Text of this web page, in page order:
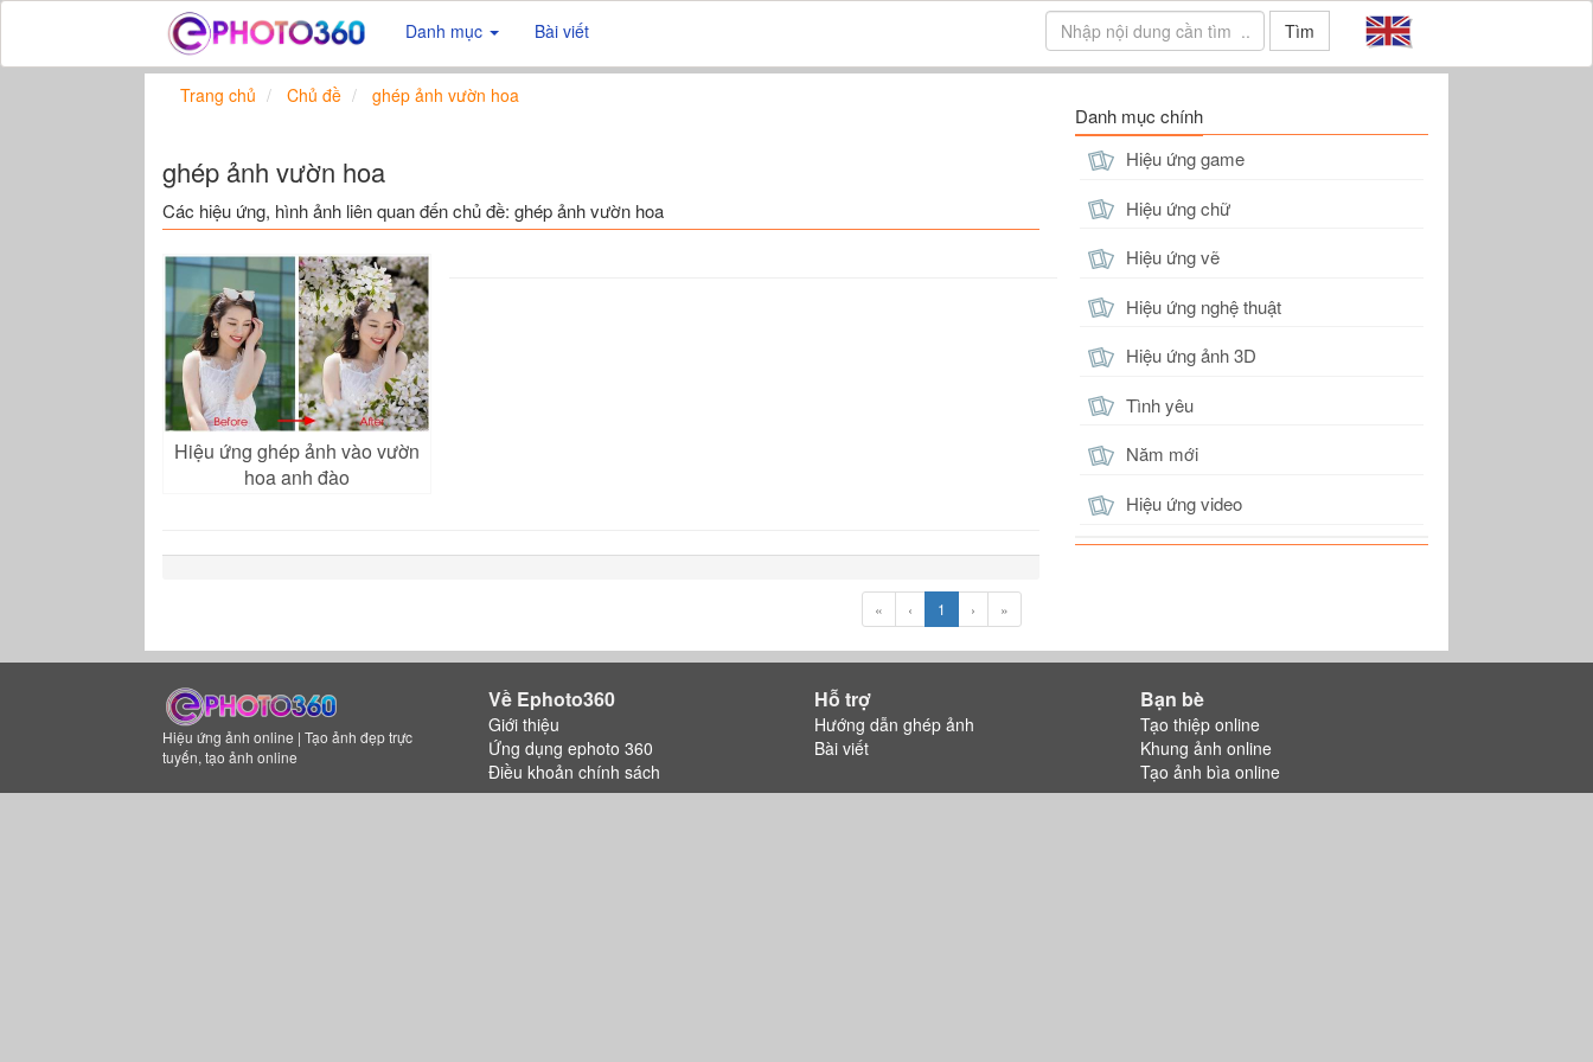
Danh mục Bài viết Tìm
Trang chủ Chủ đề ghép ảnh vườn hoa
ghép ảnh vườn hoa
Các hiệu ứng, hình ảnh liên quan đến chủ đề: ghép ảnh vườn hoa
Hiệu ứng ghép ảnh vào vườn
hoa anh đào
« ‹ 1 › »
Danh mục chính
Hiệu ứng game
Hiệu ứng chữ
Hiệu ứng vẽ
Hiệu ứng nghệ thuật
Hiệu ứng ảnh 3D
Tình yêu
Năm mới
Hiệu ứng video
Hiệu ứng ảnh online | Tạo ảnh đẹp trực
tuyến, tạo ảnh online
Về Ephoto360
Giới thiệu
Ứng dụng ephoto 360
Điều khoản chính sách
Hỗ trợ
Hướng dẫn ghép ảnh
Bài viết
Bạn bè
Tạo thiệp online
Khung ảnh online
Tạo ảnh bìa online